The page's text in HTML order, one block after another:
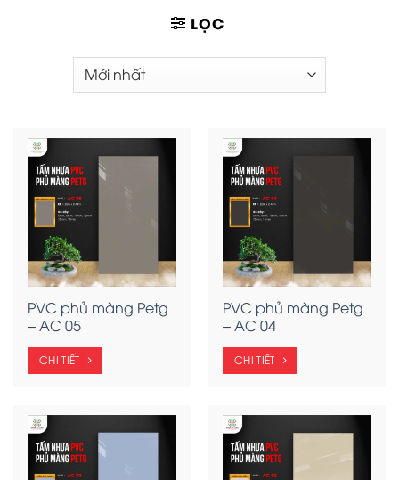
LỌC
PVC phủ màng Petg
– AC 05
CHI TIẾT
PVC phủ màng Petg
– AC 04
CHI TIẾT